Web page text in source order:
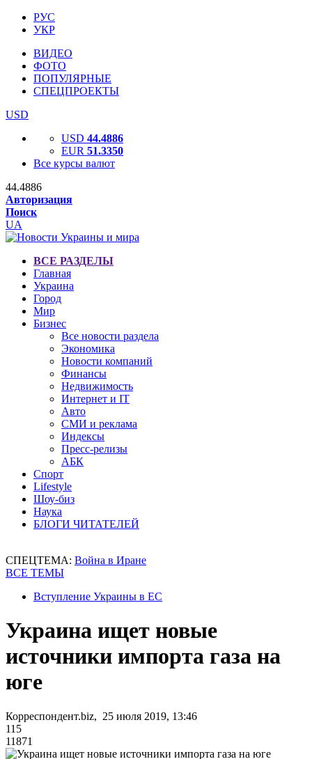
РУС
УКР
ВИДЕО
ФОТО
ПОПУЛЯРНЫЕ
СПЕЦПРОЕКТЫ
USD
USD 44.4886
EUR 51.3350
Все курсы валют
44.4886
Авторизация
Поиск
UA
ВСЕ РАЗДЕЛЫ
Главная
Украина
Город
Мир
Бизнес
Все новости раздела
Экономика
Новости компаний
Финансы
Недвижимость
Интернет и IT
Авто
СМИ и реклама
Индексы
Пресс-релизы
АБК
Спорт
Lifestyle
Шоу-биз
Наука
БЛОГИ ЧИТАТЕЛЕЙ
СПЕЦТЕМА: Война в Иране
ВСЕ ТЕМЫ
Вступление Украины в ЕС
Украина ищет новые
источники импорта газа на
юге
Корреспондент.biz, 25 июля 2019, 13:46
115
11871